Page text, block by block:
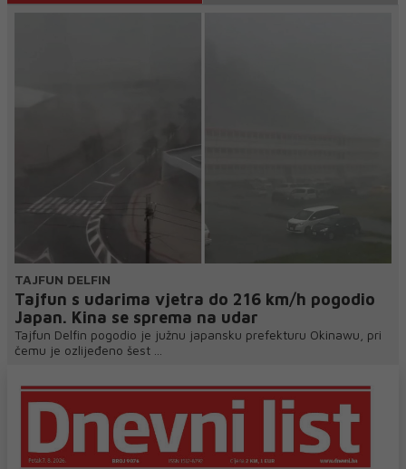
TAJFUN DELFIN
Tajfun s udarima vjetra do 216 km/h pogodio
Japan. Kina se sprema na udar
Tajfun Delfin pogodio je južnu japansku prefekturu Okinawu, pri
čemu je ozlijeđeno šest ...